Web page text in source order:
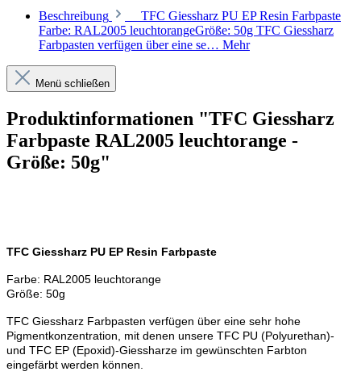
Beschreibung
TFC Giessharz PU EP Resin Farbpaste
Farbe: RAL2005 leuchtorangeGröße: 50g TFC Giessharz
Farbpasten verfügen über eine se… Mehr
Menü schließen
Produktinformationen "TFC Giessharz
Farbpaste RAL2005 leuchtorange -
Größe: 50g"
TFC Giessharz PU EP Resin Farbpaste
Farbe: RAL2005 leuchtorange
Größe: 50g
TFC Giessharz Farbpasten verfügen über eine sehr hohe
Pigmentkonzentration, mit denen unsere TFC PU (Polyurethan)-
und TFC EP (Epoxid)-Giessharze im gewünschten Farbton
eingefärbt werden können.